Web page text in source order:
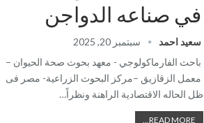
في صناعه الدواجن
سعيد احمد
سبتمبر 20, 2025
باحث الفارماكولوجي - معهد بحوث صحة الحيوان –
معمل الزقازيق –مركز البحوث الزراعية- مصر فى
ظل الحاله الاقتصادية الراهنة ونظراً…
READ MORE...